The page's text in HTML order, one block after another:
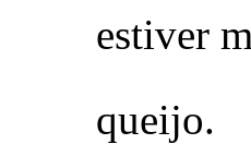
estiver
queijo.